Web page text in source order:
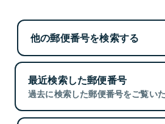
他の郵便番号を検索する
最近検索した郵便番号
過去に検索した郵便番号をご覧いた